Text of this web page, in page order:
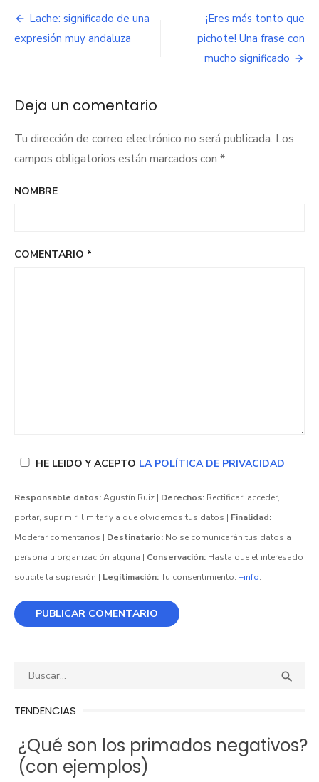
un
Descubre
su
Navegación
Lache: significado de una
expresión muy andaluza
¡Eres más tonto que
pichote! Una frase con
mucho significado
Deja un comentario
Tu dirección de correo electrónico no será publicada. Los
campos obligatorios están marcados con *
NOMBRE
COMENTARIO *
HE LEIDO Y ACEPTO LA POLÍTICA DE PRIVACIDAD
Responsable datos:Agustín Ruiz | Derechos: Rectificar, acceder,
portar, suprimir, limitar y a que olvidemos tus datos | Finalidad:
Moderar comentarios | Destinatario: No se comunicarán tus datos a
persona u organización alguna | Conservación: Hasta que el interesado
solicite la supresión | Legitimación:Tu consentimiento. +info.
Buscar: 
TENDENCIAS
¿Qué son los primados negativos?
(con ejemplos)